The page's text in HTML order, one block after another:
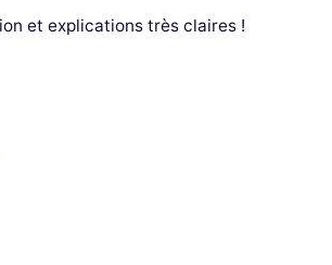
et explications très claires !